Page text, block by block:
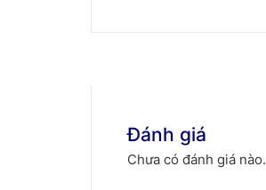
Đánh giá
Chưa có đánh giá nào.